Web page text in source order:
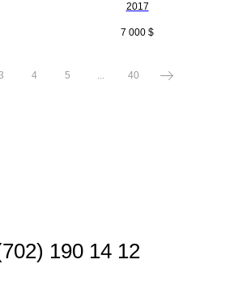
2017
7 000 $
4 5 ... 40
190 14 12